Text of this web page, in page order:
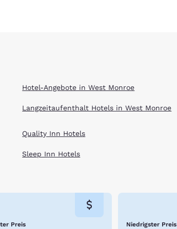
Hotel-Angebote in West Monroe
Langzeitaufenthalt Hotels in West Monroe
Quality Inn Hotels
Sleep Inn Hotels
Preis Niedrigster Preis